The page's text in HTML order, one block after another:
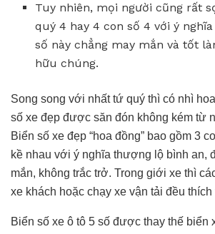
Tuy nhiên, mọi người cũng rất
quý 4 hay 4 con số 4 với ý nghĩa
số này chẳng may mắn và tốt
hữu chúng.
Song song với nhất tứ quý thì có nhì
số xe đẹp được săn đón không kém từ
Biển số xe đẹp “hoa đồng” bao gồm 3
kề nhau với ý nghĩa thượng lộ bình an,
mắn, không trắc trở. Trong giới xe thì
xe khách hoặc chạy xe vận tải đều thích
Biển số xe ô tô 5 số được thay thế biển